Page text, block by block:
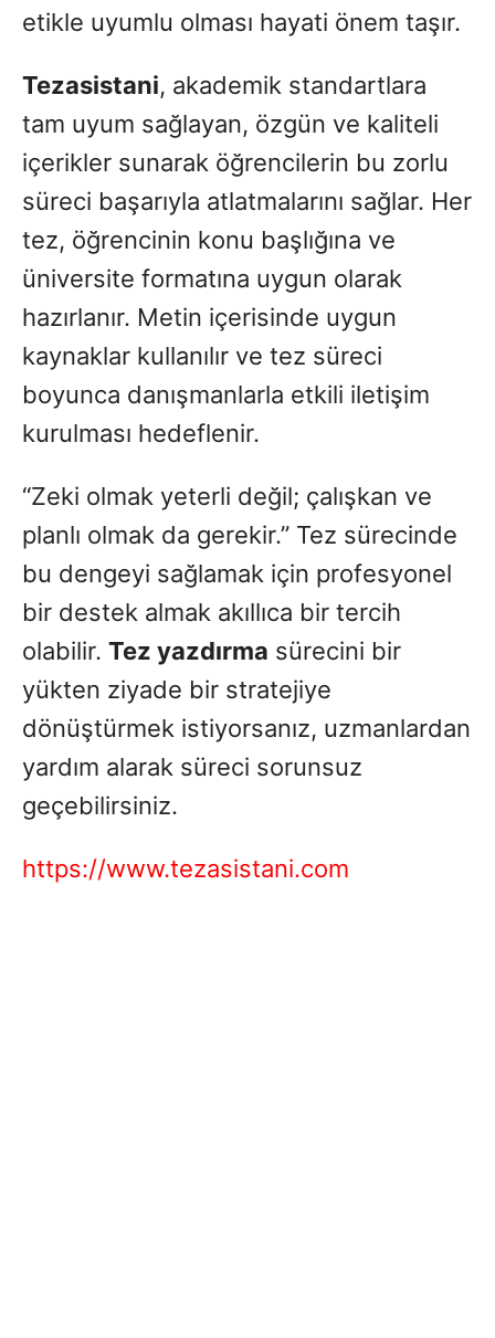
etikle uyumlu olması hayati önem taşır.
Tezasistani, akademik standartlara
tam uyum sağlayan, özgün ve kaliteli
içerikler sunarak öğrencilerin bu zorlu
süreci başarıyla atlatmalarını sağlar. Her
tez, öğrencinin konu başlığına ve
üniversite formatına uygun olarak
hazırlanır. Metin içerisinde uygun
kaynaklar kullanılır ve tez süreci
boyunca danışmanlarla etkili iletişim
kurulması hedeflenir.
“Zeki olmak yeterli değil; çalışkan ve
planlı olmak da gerekir.” Tez sürecinde
bu dengeyi sağlamak için profesyonel
bir destek almak akıllıca bir tercih
olabilir. Tez yazdırma sürecini bir
yükten ziyade bir stratejiye
dönüştürmek istiyorsanız, uzmanlardan
yardım alarak süreci sorunsuz
geçebilirsiniz.
https://www.tezasistani.com